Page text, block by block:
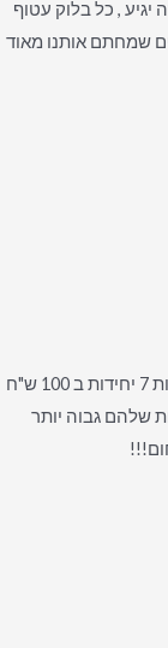
יגיע , כל בלוק עטוף
ש"ח , אתם אלופים שמחתם אותנו מאוד
אני רוצה להגיד פשוט ואוו!! לא להאמין שאפשר לקנות 7 יחידות ב 100 ש"ח
ליחידה והאיכות שלהם גבוה יותר